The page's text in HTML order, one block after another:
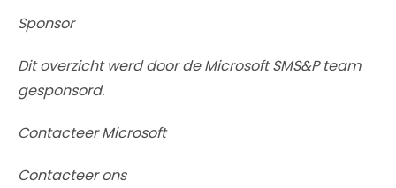
Sponsor
Dit overzicht werd door de Microsoft SMS&P team
gesponsord.
Contacteer Microsoft
Contacteer ons